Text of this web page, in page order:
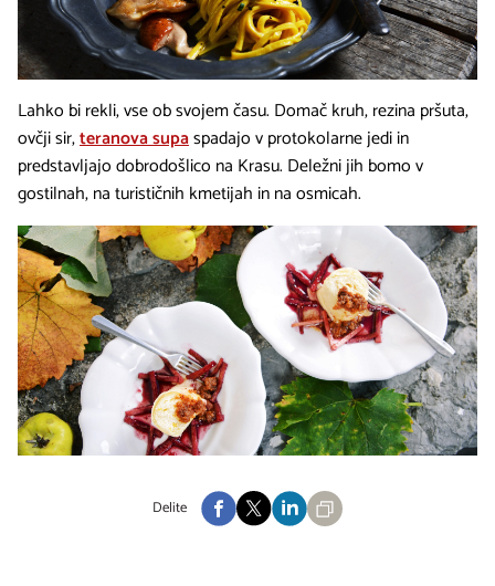
Lahko bi rekli, vse ob svojem času. Domač kruh, rezina pršuta,
ovčji sir,teranova supaspadajo v protokolarne jedi in
predstavljajo dobrodošlico na Krasu. Deležni jih bomo v
gostilnah, na turističnih kmetijah in na osmicah.
Delite